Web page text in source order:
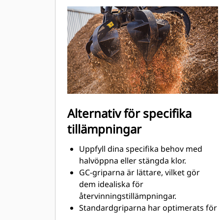
för att maximera matchningen och
effektiviteten hos maskin och grip.
Alternativ för specifika
tillämpningar
Uppfyll dina specifika behov med
halvöppna eller stängda klor.
GC-griparna är lättare, vilket gör
dem idealiska för
återvinningstillämpningar.
Standardgriparna har optimerats för